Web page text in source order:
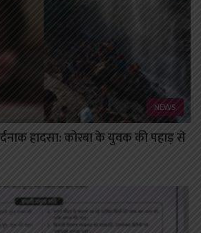
NEWS
हादसा: कोरबा के युवक की पहाड़ से